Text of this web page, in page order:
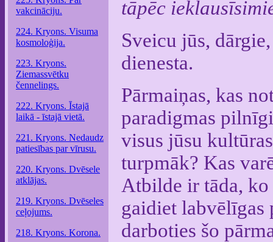
vakcināciju.
224. Kryons. Visuma
kosmoloģija.
223. Kryons.
Ziemassvētku
čennelings.
222. Kryons. Īstajā
laikā - īstajā vietā.
221. Kryons. Nedaudz
patiesības par vīrusu.
220. Kryons. Dvēsele
atklājas.
219. Kryons. Dvēseles
ceļojums.
218. Kryons. Korona.
tāpēc
Sveicu jūs,
dienesta.
Pārmaiņas, kas
paradigmas
visus jūsu
turpmāk? Kas
Atbilde ir tāda,
gaidiet labvēlīgas
darboties šo